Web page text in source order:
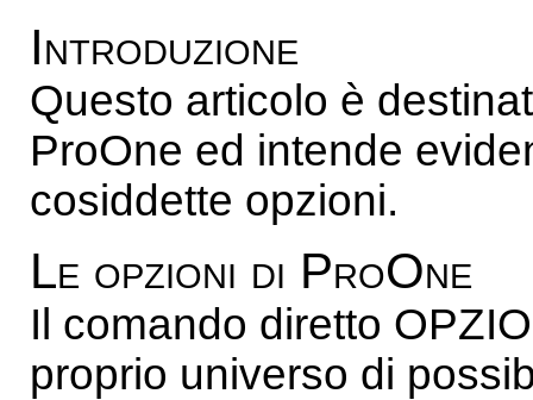
Introduzione
Questo articolo è
ProOne ed intende
cosiddette opzioni.
Le opzioni di ProOne
Il comando diretto
proprio universo di